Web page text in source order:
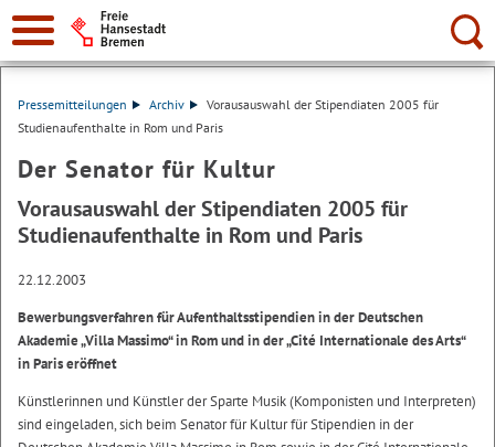
Suche:
Pressemitteilungen Archiv
Vorausauswahl der Stipendiaten 2005 für
Studienaufenthalte in Rom und Paris
Der Senator für Kultur
Vorausauswahl der Stipendiaten 2005 für
Studienaufenthalte in Rom und Paris
22.12.2003
Bewerbungsverfahren für Aufenthaltsstipendien in der Deutschen
Akademie „Villa Massimo“ in Rom und in der „Cité Internationale des Arts“
in Paris eröffnet
Künstlerinnen und Künstler der Sparte Musik (Komponisten und Interpreten)
sind eingeladen, sich beim Senator für Kultur für Stipendien in der